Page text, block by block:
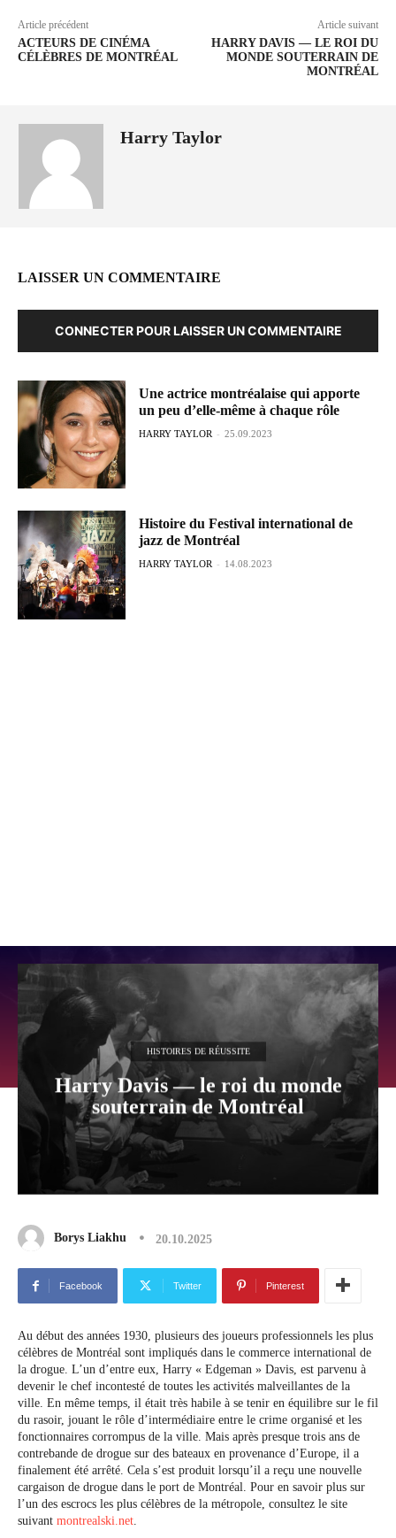
Article précédent
ACTEURS DE CINÉMA
CÉLÈBRES DE MONTRÉAL
Article suivant
HARRY DAVIS — LE ROI DU
MONDE SOUTERRAIN DE
MONTRÉAL
Harry Taylor
LAISSER UN COMMENTAIRE
CONNECTER POUR LAISSER UN COMMENTAIRE
Une actrice montréalaise qui apporte
un peu d’elle-même à chaque rôle
HARRY TAYLOR - 25.09.2023
Histoire du Festival international de
jazz de Montréal
HARRY TAYLOR - 14.08.2023